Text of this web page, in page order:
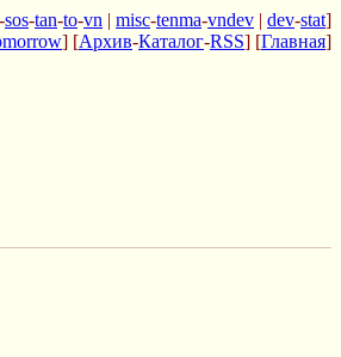
-sos-tan-to-vn | misc-tenma-vndev | dev-stat]
] [Архив-Каталог-RSS] [Главная]